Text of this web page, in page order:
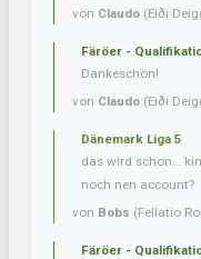
von Claudo (Eiði
Färöer -
Dankeschön!
von Claudo (Eiði
Dänemark Liga 5
das wird schon…
noch nen account?
von Bobs (Fellatio
Färöer -